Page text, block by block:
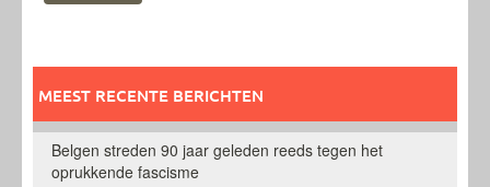
MEEST RECENTE BERICHTEN
Belgen streden 90 jaar geleden reeds tegen het
oprukkende fascisme